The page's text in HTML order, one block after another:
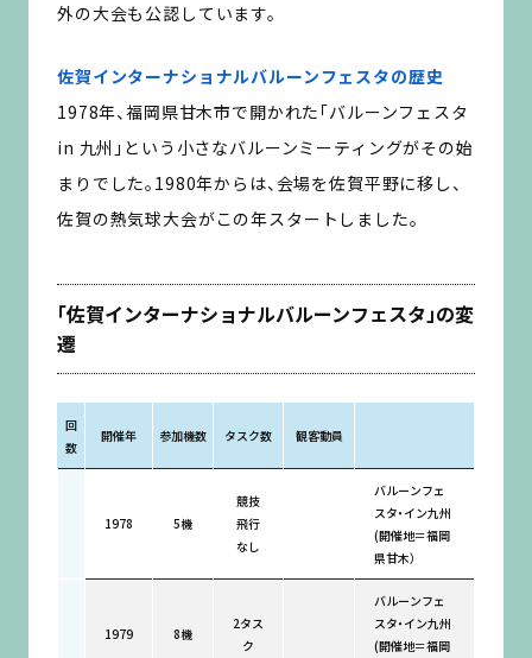
外の大会も公認しています。
佐賀インターナショナルバルーンフェスタの歴史
1978年、福岡県甘木市で開かれた「バルーンフェスタ
in 九州」という小さなバルーンミーティングがその始
まりでした。1980年からは、会場を佐賀平野に移し、
佐賀の熱気球大会がこの年スタートしました。
「佐賀インターナショナルバルーンフェスタ」の変
遷
回
数
開催年 参加機数 タスク数 観客動員
1978 5機
競技
飛行
なし
バルーンフェ
スタ・イン九州
(開催地＝福岡
県甘木）
1979 8機
2タス
ク
バルーンフェ
スタ・イン九州
(開催地＝福岡